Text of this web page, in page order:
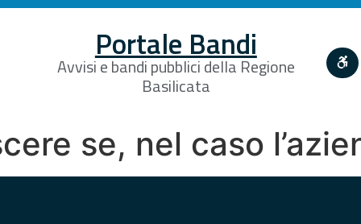
Portale Bandi
Avvisi e bandi pubblici della Regione
Basilicata
se, nel caso